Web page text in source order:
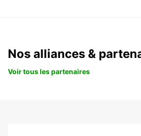
Nos alliances &
Voir tous les partenaires